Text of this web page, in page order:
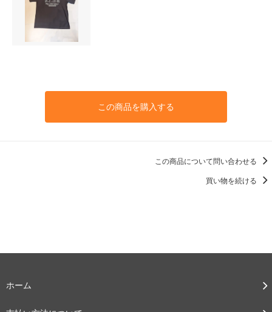
この商品を購入する
この商品について問い合わせる
買い物を続ける
ホーム